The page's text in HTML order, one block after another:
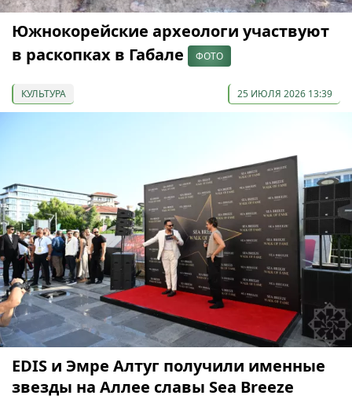
Южнокорейские археологи участвуют
в раскопках в Габале
ФОТО
КУЛЬТУРА 25 ИЮЛЯ 2026 13:39
EDIS и Эмре Алтуг получили именные
звезды на Аллее славы Sea Breeze